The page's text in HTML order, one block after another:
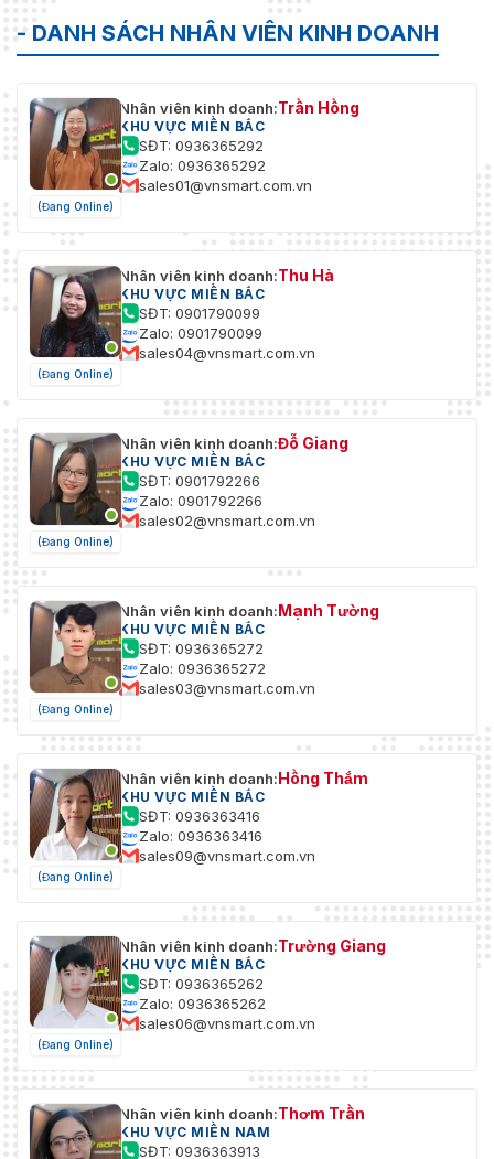
- DANH SÁCH NHÂN VIÊN KINH DOANH
(Đang Online)
Nhân viên kinh doanh:Trần Hồng
KHU VỰC MIỀN BẮC
SĐT: 0936365292
Zalo: 0936365292
sales01@vnsmart.com.vn
(Đang Online)
Nhân viên kinh doanh:Thu Hà
KHU VỰC MIỀN BẮC
SĐT: 0901790099
Zalo: 0901790099
sales04@vnsmart.com.vn
(Đang Online)
Nhân viên kinh doanh:Đỗ Giang
KHU VỰC MIỀN BẮC
SĐT: 0901792266
Zalo: 0901792266
sales02@vnsmart.com.vn
(Đang Online)
Nhân viên kinh doanh:Mạnh Tường
KHU VỰC MIỀN BẮC
SĐT: 0936365272
Zalo: 0936365272
sales03@vnsmart.com.vn
(Đang Online)
Nhân viên kinh doanh:Hồng Thắm
KHU VỰC MIỀN BẮC
SĐT: 0936363416
Zalo: 0936363416
sales09@vnsmart.com.vn
(Đang Online)
Nhân viên kinh doanh:Trường Giang
KHU VỰC MIỀN BẮC
SĐT: 0936365262
Zalo: 0936365262
sales06@vnsmart.com.vn
Nhân viên kinh doanh:Thơm Trần
KHU VỰC MIỀN NAM
SĐT: 0936363913